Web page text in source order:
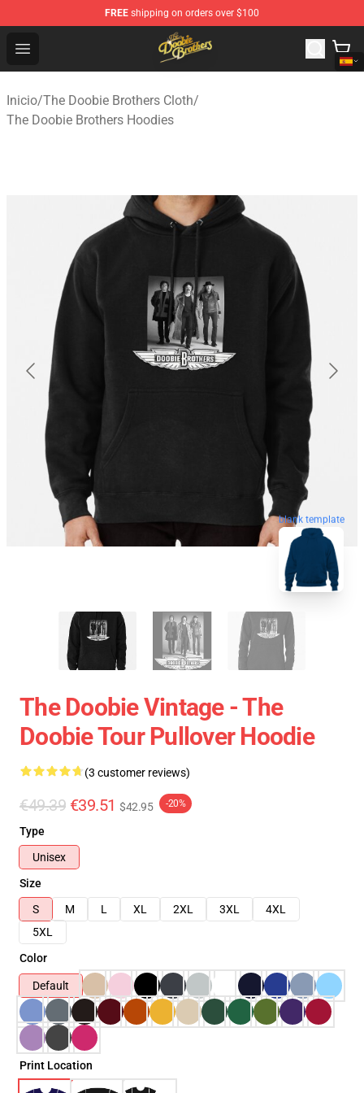
FREE shipping on orders over $100
Open menu
The Doobie Brothers Store - Official The Doobie
Inicio/The Doobie Brothers Cloth/
The Doobie Brothers Hoodies
blank template
The Doobie Vintage - The
Doobie Tour Pullover Hoodie
(3 customer reviews)
€49.39 €39.51 $42.95 -20%
Type
Unisex
Size
S
M L XL 2XL 3XL
4XL
5XL
Color
Default
Print Location